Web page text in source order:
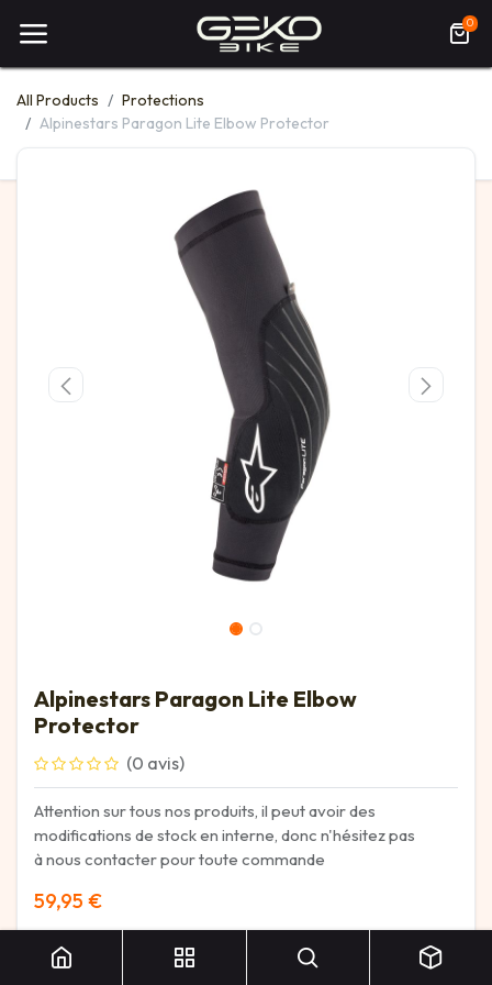
0
All Products
Protections
Alpinestars Paragon Lite Elbow Protector
Alpinestars Paragon Lite Elbow
Protector
(0 avis)
Attention sur tous nos produits, il peut avoir des
modifications de stock en interne, donc n'hésitez pas
à nous contacter pour toute commande
59,95 €
TAILLES